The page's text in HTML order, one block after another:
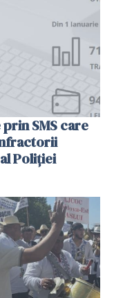
SMS care
Poliției